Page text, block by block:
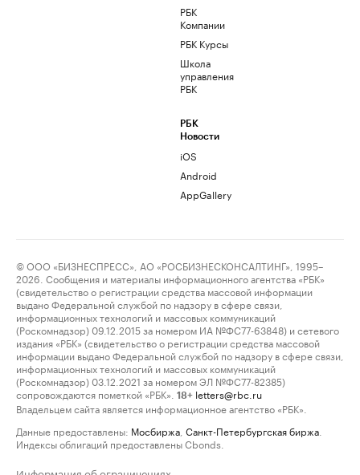
РБК
Компании
РБК Курсы
Школа
управления
РБК
РБК
Новости
iOS
Android
AppGallery
© ООО «БИЗНЕСПРЕСС», АО «РОСБИЗНЕСКОНСАЛТИНГ», 1995–
2026. Сообщения и материалы информационного агентства «РБК»
(свидетельство о регистрации средства массовой информации
выдано Федеральной службой по надзору в сфере связи,
информационных технологий и массовых коммуникаций
(Роскомнадзор) 09.12.2015 за номером ИА №ФС77-63848) и сетевого
издания «РБК» (свидетельство о регистрации средства массовой
информации выдано Федеральной службой по надзору в сфере связи,
информационных технологий и массовых коммуникаций
(Роскомнадзор) 03.12.2021 за номером ЭЛ №ФС77-82385)
сопровождаются пометкой «РБК».
18+ letters@rbc.ru
Владельцем сайта является информационное агентство «РБК».
Данные предоставлены: Мосбиржа Санкт-Петербургская биржа
Индексы облигаций предоставлены Cbonds.